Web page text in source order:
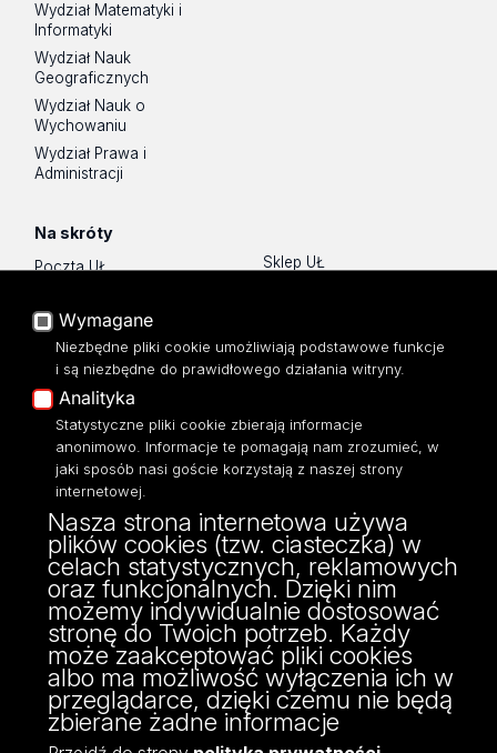
Wydział Matematyki i
Informatyki
Wydział Nauk
Geograficznych
Wydział Nauk o
Wychowaniu
Wydział Prawa i
Administracji
Na skróty
Poczta UŁ
Portal Pracowniczy
Baza Aktów Własnych
Platforma e-learningowa
Moodle
Eksperci UŁ
Polityka Prywatności
Dostępność
Sklep UŁ
Dostępność
Polityka prywatności
ul. Kamińskiego 27a
90-219 Łódź
Wymagane
Niezbędne pliki cookie umożliwiają podstawowe funkcje
i są niezbędne do prawidłowego działania witryny.
Analityka
Statystyczne pliki cookie zbierają informacje
anonimowo. Informacje te pomagają nam zrozumieć, w
jaki sposób nasi goście korzystają z naszej strony
internetowej.
Nasza strona internetowa używa
plików cookies (tzw. ciasteczka) w
celach statystycznych, reklamowych
oraz funkcjonalnych. Dzięki nim
możemy indywidualnie dostosować
stronę do Twoich potrzeb. Każdy
może zaakceptować pliki cookies
albo ma możliwość wyłączenia ich w
przeglądarce, dzięki czemu nie będą
zbierane żadne informacje